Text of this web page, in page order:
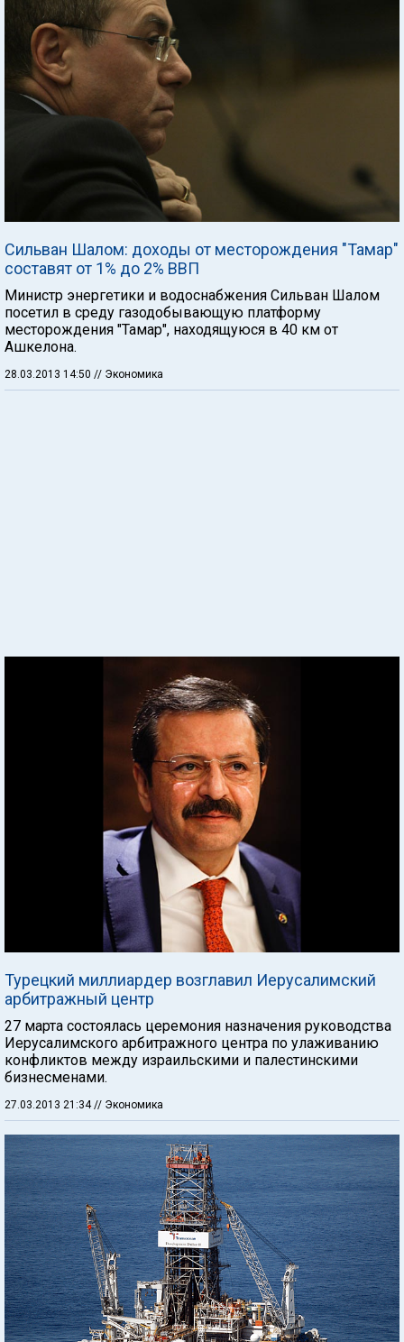
Сильван Шалом: доходы от месторождения "Тамар"
составят от 1% до 2% ВВП
Министр энергетики и водоснабжения Сильван Шалом
посетил в среду газодобывающую платформу
месторождения "Тамар", находящуюся в 40 км от
Ашкелона.
28.03.2013 14:50 // Экономика
Турецкий миллиардер возглавил Иерусалимский
арбитражный центр
27 марта состоялась церемония назначения руководства
Иерусалимского арбитражного центра по улаживанию
конфликтов между израильскими и палестинскими
бизнесменами.
27.03.2013 21:34// Экономика